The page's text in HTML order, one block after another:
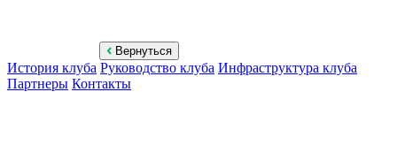
Вернуться
История клуба Руководство клуба Инфраструктура клуба
Партнеры Контакты